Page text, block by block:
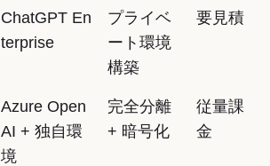
ChatGPT En
terprise
プライベ
ート環境
構築
要見積
Azure Open
AI + 独自環
境
完全分離
+ 暗号化
従量課
金